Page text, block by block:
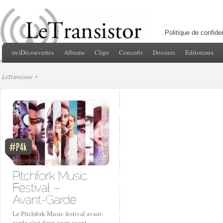
Politique de
(re)Découvertes Albums Clips Concerts Dossiers Editoriaux
LeTransistor
Le Pitchfork Music festival avant-